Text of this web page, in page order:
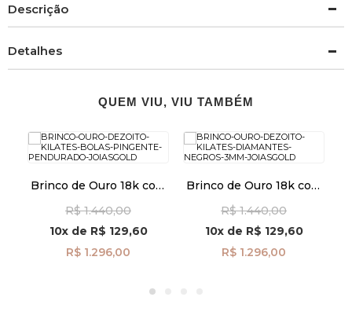
Descrição
Detalhes
QUEM VIU, VIU TAMBÉM
Brinco de Ouro 18k com
Pendurado br29513
R$ 1.440,00
10xde R$ 129,60
R$ 1.296,00
Brinco de Ouro 18k com
3mm br29497
R$ 1.440,00
10xde R$ 129,60
R$ 1.296,00